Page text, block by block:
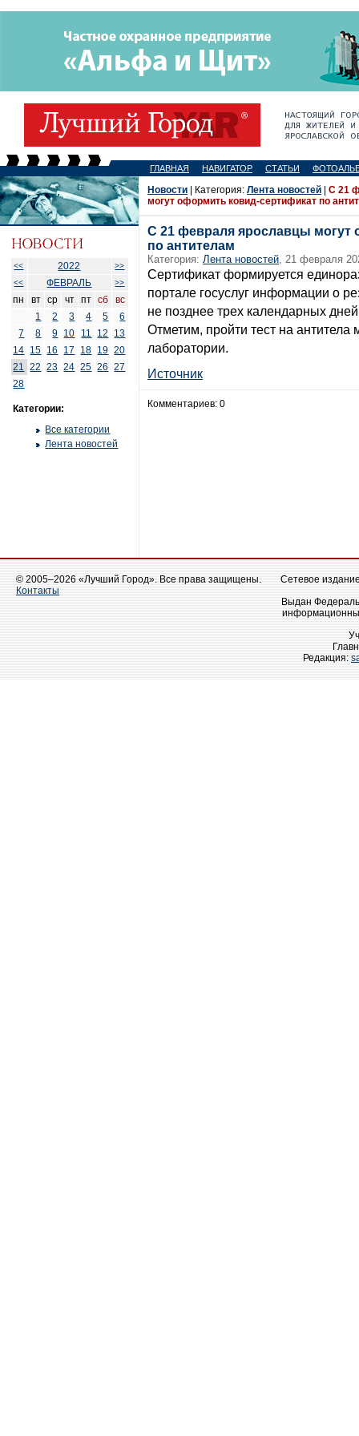
ГЛАВНАЯ НАВИГАТОР СТАТЬИ
<< 2022
>>
<<
ФЕВРАЛЬ >>
пн вт ср чт пт сб
вс
1
2 3 4 5
6
7
8 9 10 11 12
13
14 15 16 17 18 19 20
21
22 23 24 25 26
27
28
Категории:
Все категории
Лента новостей
Новости | Категория: Лента новостей
С 21
могут оформить ковид-сертификат по
С 21 февраля ярославцы могут
по антителам
Категория: Лента новостей, 21 февраля
Сертификат формируется
портале госуслуг информации о
не позднее трех календарных
Отметим, пройти тест на
лаборатории.
Источник
Комментариев: 0
© 2005–2026 «Лучший Город». Все права защищены.
Контакты
Сетевое
Выдан
Редакция: